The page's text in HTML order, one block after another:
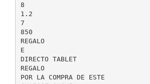
8
1.2
7
850
REGALO
E
DIRECTO TABLET
REGALO
POR LA COMPRA DE ESTE